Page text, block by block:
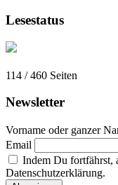
Lesestatus
114 / 460 Seiten
Newsletter
Vorname oder ganzer
Email
Indem Du fortfährst,
Datenschutzerklärung.